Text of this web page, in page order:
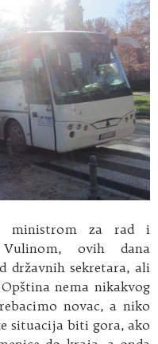
ministrom za rad i
Vulinom, ovih dana
državnih sekretara, ali
nema nikakvog
novac, a niko
situacija biti gora, ako